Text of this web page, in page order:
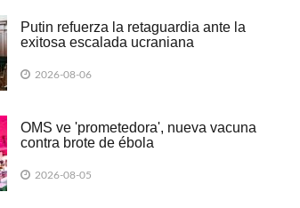
Putin refuerza la retaguardia ante la
exitosa escalada ucraniana
2026-08-06
OMS ve 'prometedora', nueva vacuna
contra brote de ébola
2026-08-05